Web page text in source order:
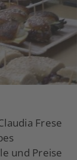
Frese
und Preise